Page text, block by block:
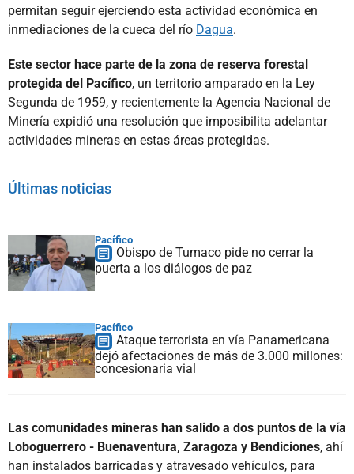
permitan seguir ejerciendo esta actividad económica en
inmediaciones de la cueca del río Dagua.
Este sector hace parte de la zona de reserva forestal
protegida del Pacífico, un territorio amparado en la Ley
Segunda de 1959, y recientemente la Agencia Nacional de
Minería expidió una resolución que imposibilita adelantar
actividades mineras en estas áreas protegidas.
Últimas noticias
Pacífico
Obispo de Tumaco pide no cerrar la
puerta a los diálogos de paz
Pacífico
Ataque terrorista en vía Panamericana
dejó afectaciones de más de 3.000 millones:
concesionaria vial
Las comunidades mineras han salido a dos puntos de la vía
Loboguerrero - Buenaventura, Zaragoza y Bendiciones, ahí
han instalados barricadas y atravesado vehículos, para